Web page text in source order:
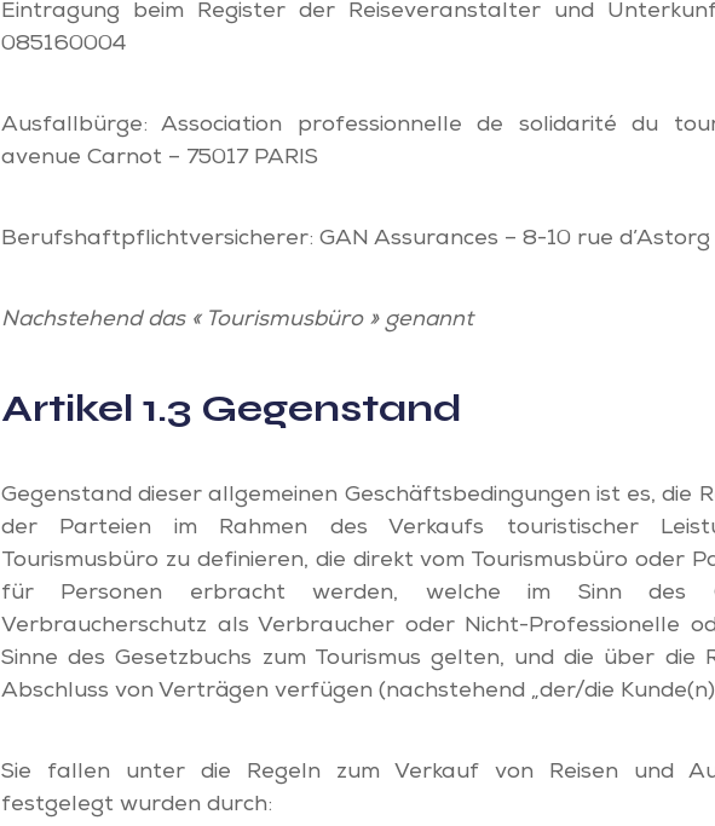
Eintragung beim Register der Reiseveranstalter und
085160004
Ausfallbürge: Association professionnelle de solidarité du
avenue Carnot – 75017 PARIS
Berufshaftpflichtversicherer: GAN Assurances – 8-10 rue d’Astorg
Nachstehend das « Tourismusbüro » genannt
Artikel 1.3 Gegenstand
Gegenstand dieser allgemeinen Geschäftsbedingungen ist es, die
der Parteien im Rahmen des Verkaufs touristischer
Tourismusbüro zu definieren, die direkt vom Tourismusbüro oder
für Personen erbracht werden, welche im Sinn des
Verbraucherschutz als Verbraucher oder Nicht-Professionelle
Sinne des Gesetzbuchs zum Tourismus gelten, und die über die
Abschluss von Verträgen verfügen (nachstehend „der/die
Sie fallen unter die Regeln zum Verkauf von Reisen und
festgelegt wurden durch: